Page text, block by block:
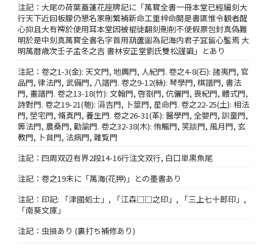
注記：大尾の荷葉蓋蓮花座牌記に「萬寳全書一冊本堂已經編刻大
行天下近囙板朦仍懇名家刪繁補新命工重梓命閲是書匪惟令観者醒
心抑且大有裨於便用耳本堂因被棍徒翻刻刪削不便假票包封真偽難
明於是中刻真萬寳全書名字首用葫蘆圗為記海内君子冝留心鍳焉 大
明萬暦歳次壬子孟冬之吉 書林安正堂劉氏雙松謹識」とあり
注記：卷之1-3(金): 天文門, 地輿門, 人紀門. 卷之4-8(石): 諸夷門, 官
品門, 律法門, 武備門, 八譜門. 卷之9-12(絲): 琴學門, 棋譜門, 書法
門, 畫譜門. 卷之13-18(竹): 文翰門, 啓劄門, 伉儷門, 喪紀門, 體式門,
詩對門. 卷之19-21(匏): 涓吉門, 卜筮門, 星命門. 卷之22-25(土): 相法
門, 塋宅門, 脩真門, 養生門. 卷之26-31(革): 醫學門, 全嬰門, 訓童門,
筭法門, 農桑門, 勸諭門. 卷之32-38(木): 侑觴門, 笑談門, 風月門, 玄
教門, 卜貟門, 法病門, 雜覧門
注記：四周双辺有界2段14-16行注文双行, 白口単黒魚尾
注記：卷之19末に「萬海(花押)」との墨書あり
注記：印記: 「津國処士」, 「江森□□之印」, 「三上七十郎印」,
「南葵文庫」
注記：虫損あり (裏打ち補修あり)